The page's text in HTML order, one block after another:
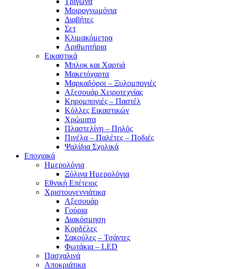
Mοιρογνωμόνια
Διαβήτες
Σετ
Κλιμακόμετρα
Αριθμητήρια
Εικαστικά
Μπλοκ και Χαρτιά
Μακετόχαρτα
Μαρκαδόροι – Ξυλομπογιές
Αξεσουάρ Χειροτεχνίας
Κηρομπογιές – Παστέλ
Κόλλες Εικαστικών
Χρώματα
Πλαστελίνη – Πηλός
Πινέλα – Παλέτες – Ποδιές
Ψαλίδια Σχολικά
Εποχιακά
Ημερολόγια
Ξύλινα Ημερολόγια
Εθνική Επέτειος
Χριστουγεννιάτικα
Αξεσουάρ
Γούρια
Διακόσμηση
Κορδέλες
Σακούλες – Τσάντες
Φωτάκια – LED
Πασχαλινά
Αποκριάτικα